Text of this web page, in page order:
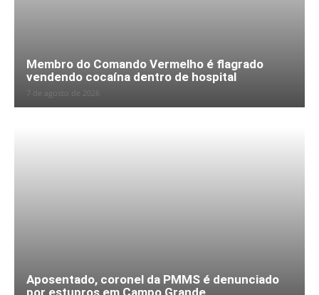
Membro do Comando Vermelho é flagrado
vendendo cocaína dentro de hospital
7 de agosto de 2026
Aposentado, coronel da PMMS é denunciado